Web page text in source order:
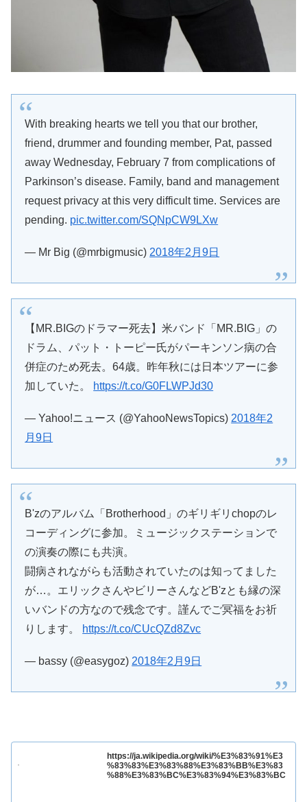
With breaking hearts we tell you that our brother,
friend, drummer and founding member, Pat, passed
away Wednesday, February 7 from complications of
Parkinson’s disease. Family, band and management
request privacy at this very difficult time. Services are
pending. pic.twitter.com/SQNpCW9LXw
— Mr Big (@mrbigmusic)2018年2月9日
【MR.BIGのドラマー死去】米バンド「MR.BIG」の
ドラム、パット・トーピー氏がパーキンソン病の合
併症のため死去。64歳。昨年秋には日本ツアーに参
加していた。
https://t.co/G0FLWPJd30
— Yahoo!ニュース (@YahooNewsTopics)2018年2
月9日
B'zのアルバム「Brotherhood」のギリギリchopのレ
コーディングに参加。ミュージックステーションで
の演奏の際にも共演。
闘病されながらも活動されていたのは知ってました
が…。エリックさんやビリーさんなどB'zとも縁の深
いバンドの方なので残念です。謹んでご冥福をお祈
りします。
https://t.co/CUcQZd8Zvc
— bassy (@easygoz) 2018年2月9日
https://ja.wikipedia.org/wiki/%E3%83%91%E3
%83%83%E3%83%88%E3%83%BB%E3%83
%88%E3%83%BC%E3%83%94%E3%83%BC